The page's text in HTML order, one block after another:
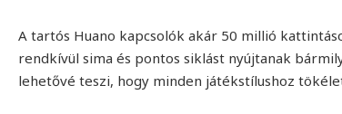
A tartós Huano kapcsolók akár 50 millió
rendkívül sima és pontos siklást nyújtanak
lehetővé teszi, hogy minden játékstílushoz